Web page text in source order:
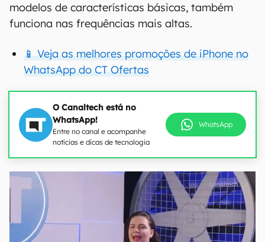
modelos de características básicas, também
funciona nas frequências mais altas.
📱 Veja as melhores promoções de iPhone no
WhatsApp do CT Ofertas
O Canaltech está no
WhatsApp!
Entre no canal e acompanhe
notícias e dicas de tecnologia
WhatsApp